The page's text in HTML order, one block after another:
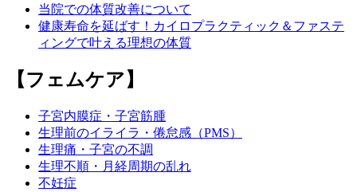
当院での体質改善について
健康寿命を延ばす！カイロプラクティック＆ファステ
ィングで叶える理想の体質
【フェムケア】
子宮内膜症・子宮筋腫
生理前のイライラ・倦怠感（PMS）
生理痛・子宮の不調
生理不順・月経周期の乱れ
不妊症